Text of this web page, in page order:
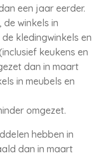
een jaar eerder.
de winkels in
kledingwinkels en
keukens en
dan in maart
in meubels en
omgezet.
hebben in
dan in maart